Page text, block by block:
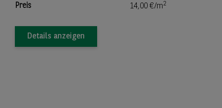
Preis 14,00 €/m2
Details anzeigen